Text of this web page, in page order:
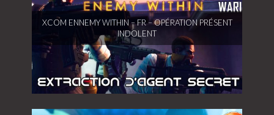
XCOM ENNEMY WITHIN – FR – OPÉRATION PRÉSENT
INDOLENT
XCOM Ennemy Within – FR – Opération présent
indolent